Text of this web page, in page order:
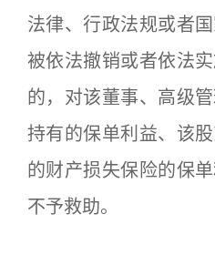
法律、行政法规或者
被依法撤销或者依法
的，对该董事、高级
持有的保单利益、该
的财产损失保险的保
不予救助。